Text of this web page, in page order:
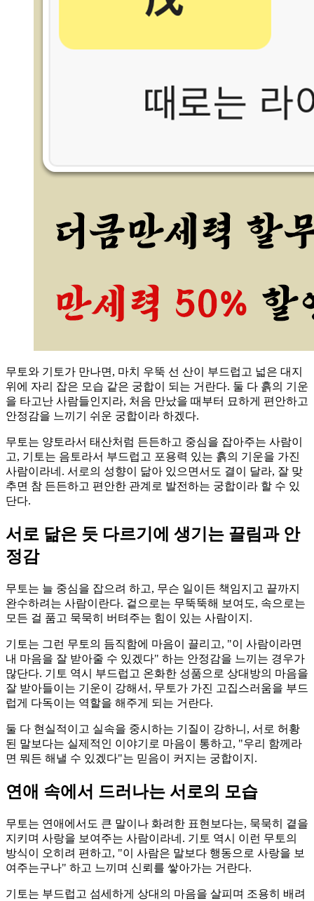
무토와 기토가 만나면, 마치 우뚝 선 산이 부드럽고 넓은 대지
위에 자리 잡은 모습 같은 궁합이 되는 거란다. 둘 다 흙의 기운
을 타고난 사람들인지라, 처음 만났을 때부터 묘하게 편안하고
안정감을 느끼기 쉬운 궁합이라 하겠다.
무토는 양토라서 태산처럼 든든하고 중심을 잡아주는 사람이
고, 기토는 음토라서 부드럽고 포용력 있는 흙의 기운을 가진
사람이라네. 서로의 성향이 닮아 있으면서도 결이 달라, 잘 맞
추면 참 든든하고 편안한 관계로 발전하는 궁합이라 할 수 있
단다.
서로 닮은 듯 다르기에 생기는 끌림과 안
정감
무토는 늘 중심을 잡으려 하고, 무슨 일이든 책임지고 끝까지
완수하려는 사람이란다. 겉으로는 무뚝뚝해 보여도, 속으로는
모든 걸 품고 묵묵히 버텨주는 힘이 있는 사람이지.
기토는 그런 무토의 듬직함에 마음이 끌리고, "이 사람이라면
내 마음을 잘 받아줄 수 있겠다" 하는 안정감을 느끼는 경우가
많단다. 기토 역시 부드럽고 온화한 성품으로 상대방의 마음을
잘 받아들이는 기운이 강해서, 무토가 가진 고집스러움을 부드
럽게 다독이는 역할을 해주게 되는 거란다.
둘 다 현실적이고 실속을 중시하는 기질이 강하니, 서로 허황
된 말보다는 실제적인 이야기로 마음이 통하고, "우리 함께라
면 뭐든 해낼 수 있겠다"는 믿음이 커지는 궁합이지.
연애 속에서 드러나는 서로의 모습
무토는 연애에서도 큰 말이나 화려한 표현보다는, 묵묵히 곁을
지키며 사랑을 보여주는 사람이라네. 기토 역시 이런 무토의
방식이 오히려 편하고, "이 사람은 말보다 행동으로 사랑을 보
여주는구나" 하고 느끼며 신뢰를 쌓아가는 거란다.
기토는 부드럽고 섬세하게 상대의 마음을 살피며 조용히 배려